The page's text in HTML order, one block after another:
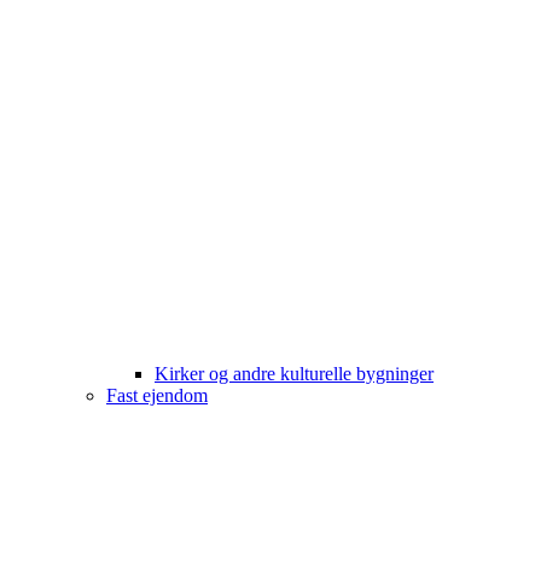
Kirker og andre kulturelle bygninger
Fast ejendom